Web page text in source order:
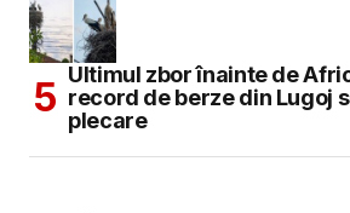
Ultimul zbor înainte de
record de berze din Lugoj
plecare